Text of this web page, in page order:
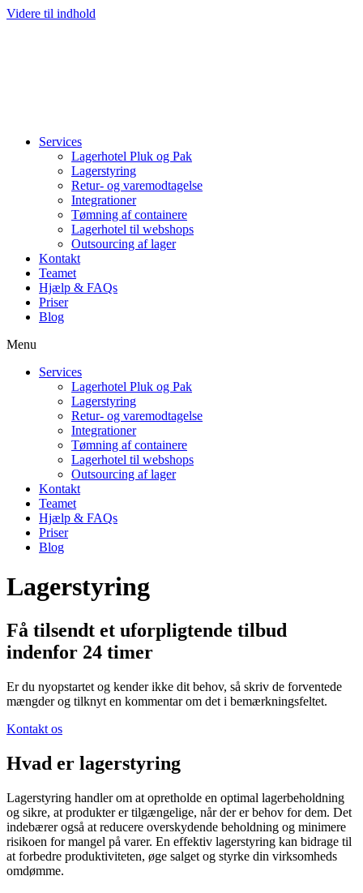
Videre til indhold
Services
Lagerhotel Pluk og Pak
Lagerstyring
Retur- og varemodtagelse
Integrationer
Tømning af containere
Lagerhotel til webshops
Outsourcing af lager
Kontakt
Teamet
Hjælp & FAQs
Priser
Blog
Menu
Services
Lagerhotel Pluk og Pak
Lagerstyring
Retur- og varemodtagelse
Integrationer
Tømning af containere
Lagerhotel til webshops
Outsourcing af lager
Kontakt
Teamet
Hjælp & FAQs
Priser
Blog
Lagerstyring
Få tilsendt et uforpligtende tilbud
indenfor 24 timer
Er du nyopstartet og kender ikke dit behov, så skriv de forventede
mængder og tilknyt en kommentar om det i bemærkningsfeltet.
Kontakt os
Hvad er lagerstyring
Lagerstyring handler om at opretholde en optimal lagerbeholdning
og sikre, at produkter er tilgængelige, når der er behov for dem. Det
indebærer også at reducere overskydende beholdning og minimere
risikoen for mangel på varer. En effektiv lagerstyring kan bidrage til
at forbedre produktiviteten, øge salget og styrke din virksomheds
omdømme.